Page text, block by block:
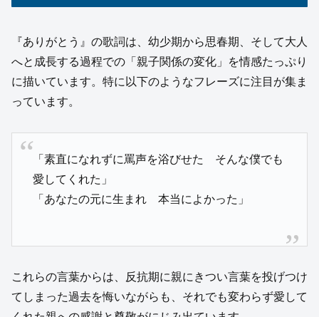
『ありがとう』の歌詞は、幼少期から思春期、そして大人
へと成長する過程での「親子関係の変化」を情感たっぷり
に描いています。特に以下のようなフレーズに注目が集ま
っています。
「素直になれずに罵声を浴びせた そんな僕でも
愛してくれた」
「あなたの元に生まれ 本当によかった」
これらの言葉からは、反抗期に親にきつい言葉を投げつけ
てしまった過去を悔いながらも、それでも変わらず愛して